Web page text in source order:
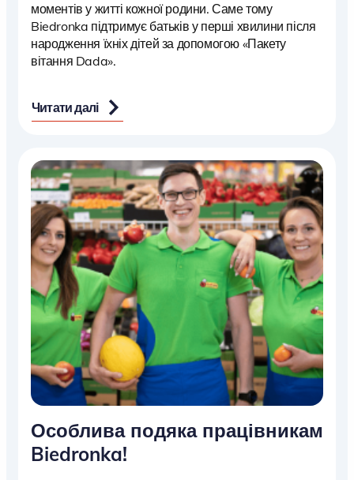
моментів у житті кожної родини. Саме тому
Biedronka підтримує батьків у перші хвилини після
народження їхніх дітей за допомогою «Пакету
вітання Dada».
Читати далі
Особлива подяка працівникам
Biedronka!